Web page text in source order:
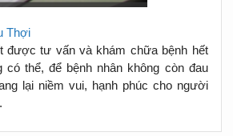
Thợi
được tư vấn và khám chữa bệnh hết
có thể, để bệnh nhân không còn đau
lại niềm vui, hạnh phúc cho người